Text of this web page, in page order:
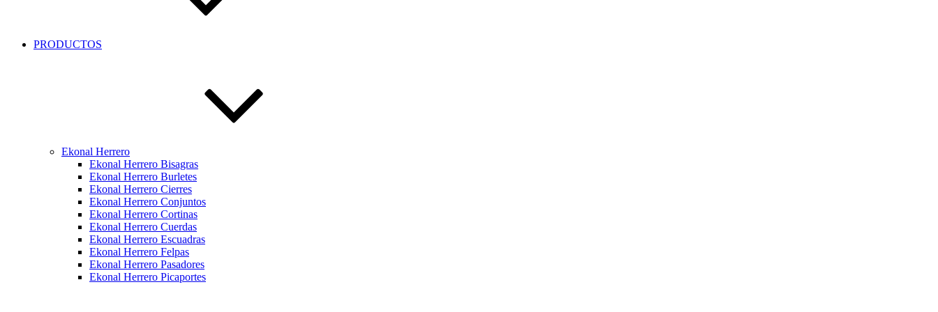
PRODUCTOS
Ekonal Herrero
Ekonal Herrero Bisagras
Ekonal Herrero Burletes
Ekonal Herrero Cierres
Ekonal Herrero Conjuntos
Ekonal Herrero Cortinas
Ekonal Herrero Cuerdas
Ekonal Herrero Escuadras
Ekonal Herrero Felpas
Ekonal Herrero Pasadores
Ekonal Herrero Picaportes